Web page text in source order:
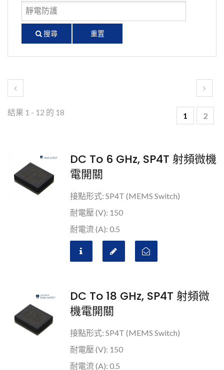
搜尋 重置
結果 1 - 12 的 18 1 2
DC To 6 GHz, SP4T 射頻微機
電開關
接點形式: SP4T (MEMS Switch)
耐電壓 (V): 150
耐電流 (A): 0.5
DC To 18 GHz, SP4T 射頻微
機電開關
接點形式: SP4T (MEMS Switch)
耐電壓 (V): 150
耐電流 (A): 0.5